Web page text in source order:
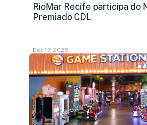
RioMar Recife participa do
Premiado CDL
Dez 17, 2025